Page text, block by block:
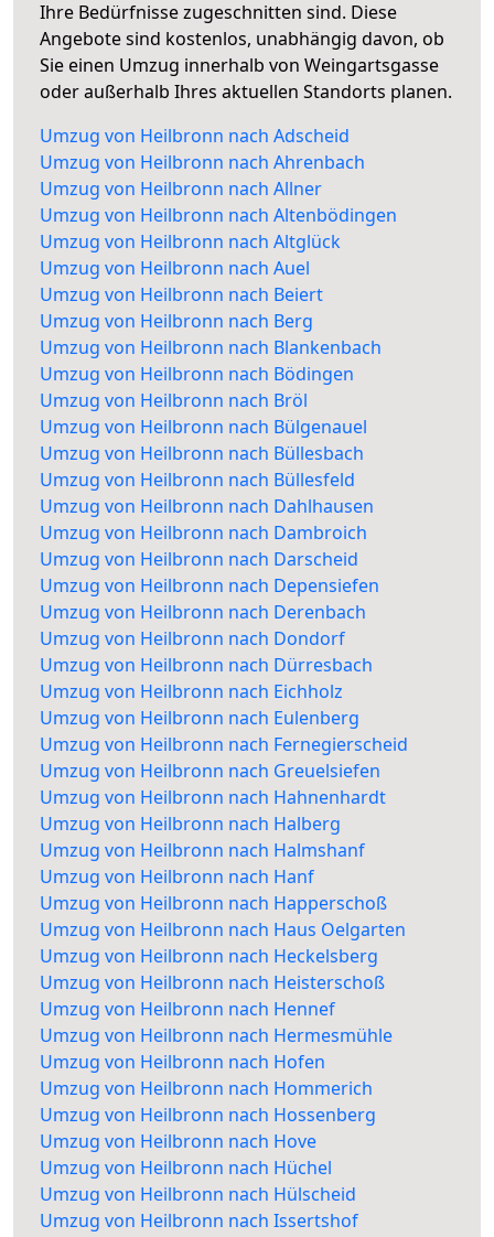
Ihre Bedürfnisse zugeschnitten sind. Diese
Angebote sind kostenlos, unabhängig davon, ob
Sie einen Umzug innerhalb von Weingartsgasse
oder außerhalb Ihres aktuellen Standorts planen.
Umzug von Heilbronn nach Adscheid
Umzug von Heilbronn nach Ahrenbach
Umzug von Heilbronn nach Allner
Umzug von Heilbronn nach Altenbödingen
Umzug von Heilbronn nach Altglück
Umzug von Heilbronn nach Auel
Umzug von Heilbronn nach Beiert
Umzug von Heilbronn nach Berg
Umzug von Heilbronn nach Blankenbach
Umzug von Heilbronn nach Bödingen
Umzug von Heilbronn nach Bröl
Umzug von Heilbronn nach Bülgenauel
Umzug von Heilbronn nach Büllesbach
Umzug von Heilbronn nach Büllesfeld
Umzug von Heilbronn nach Dahlhausen
Umzug von Heilbronn nach Dambroich
Umzug von Heilbronn nach Darscheid
Umzug von Heilbronn nach Depensiefen
Umzug von Heilbronn nach Derenbach
Umzug von Heilbronn nach Dondorf
Umzug von Heilbronn nach Dürresbach
Umzug von Heilbronn nach Eichholz
Umzug von Heilbronn nach Eulenberg
Umzug von Heilbronn nach Fernegierscheid
Umzug von Heilbronn nach Greuelsiefen
Umzug von Heilbronn nach Hahnenhardt
Umzug von Heilbronn nach Halberg
Umzug von Heilbronn nach Halmshanf
Umzug von Heilbronn nach Hanf
Umzug von Heilbronn nach Happerschoß
Umzug von Heilbronn nach Haus Oelgarten
Umzug von Heilbronn nach Heckelsberg
Umzug von Heilbronn nach Heisterschoß
Umzug von Heilbronn nach Hennef
Umzug von Heilbronn nach Hermesmühle
Umzug von Heilbronn nach Hofen
Umzug von Heilbronn nach Hommerich
Umzug von Heilbronn nach Hossenberg
Umzug von Heilbronn nach Hove
Umzug von Heilbronn nach Hüchel
Umzug von Heilbronn nach Hülscheid
Umzug von Heilbronn nach Issertshof